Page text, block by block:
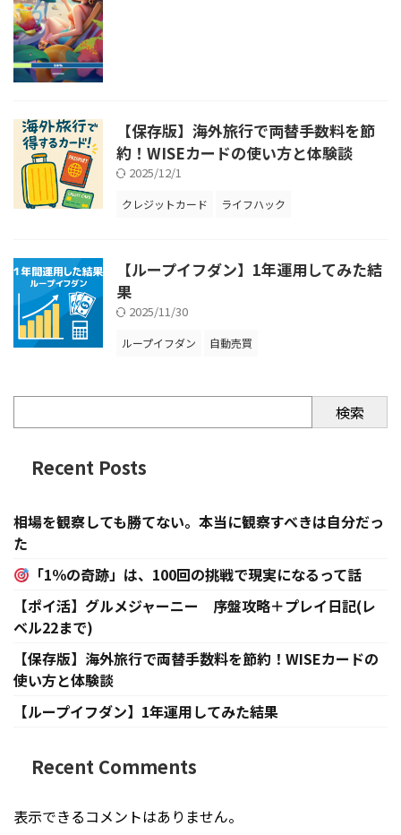
【保存版】海外旅行で両替手数料を節
約！WISEカードの使い方と体験談
2025/12/1
クレジットカード ライフハック
【ループイフダン】1年運用してみた結
果
2025/11/30
ループイフダン 自動売買
検索
Recent Posts
相場を観察しても勝てない。本当に観察すべきは自分だっ
た
「1％の奇跡」は、100回の挑戦で現実になるって話
【ポイ活】グルメジャーニー 序盤攻略＋プレイ日記(レ
ベル22まで)
【保存版】海外旅行で両替手数料を節約！WISEカードの
使い方と体験談
【ループイフダン】1年運用してみた結果
Recent Comments
表示できるコメントはありません。